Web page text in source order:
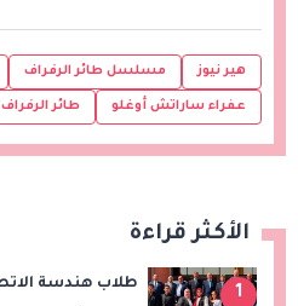
هير نيوز مسلسل طائر الرفراف
عفراء ساراتش أوغلو طائر الرفراف
الأكثر قراءة
1